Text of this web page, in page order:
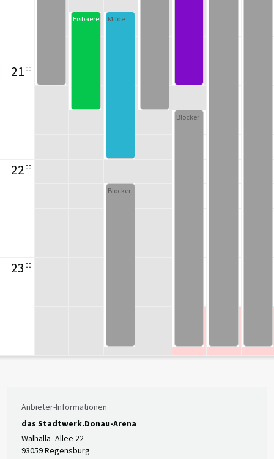
21 00
22 00
23 00
Eisbaeren Milde
Blocker
Blocker
Anbieter-Informationen
das Stadtwerk.Donau-Arena
Walhalla- Allee 22
93059 Regensburg